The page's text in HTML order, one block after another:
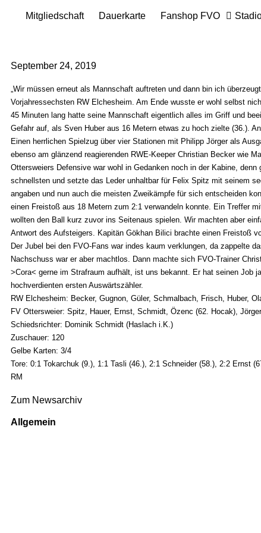
Mitgliedschaft Dauerkarte Fanshop FVO
September 24, 2019
„Wir müssen erneut als Mannschaft auftreten und dann bin ich
Vorjahressechsten RW Elchesheim. Am Ende wusste er wohl selbst
45 Minuten lang hatte seine Mannschaft eigentlich alles im Griff und
Gefahr auf, als Sven Huber aus 16 Metern etwas zu hoch zielte (36.).
Einen herrlichen Spielzug über vier Stationen mit Philipp Jörger als
ebenso am glänzend reagierenden RWE-Keeper Christian Becker wie
Ottersweiers Defensive war wohl in Gedanken noch in der Kabine,
schnellsten und setzte das Leder unhaltbar für Felix Spitz mit seinem
angaben und nun auch die meisten Zweikämpfe für sich entscheiden
einen Freistoß aus 18 Metern zum 2:1 verwandeln konnte. Ein Treffer
wollten den Ball kurz zuvor ins Seitenaus spielen. Wir machten aber
Antwort des Aufsteigers. Kapitän Gökhan Bilici brachte einen Freistoß
Der Jubel bei den FVO-Fans war indes kaum verklungen, da zappelte
Nachschuss war er aber machtlos. Dann machte sich FVO-Trainer
>Cora< gerne im Strafraum aufhält, ist uns bekannt. Er hat seinen Job
hochverdienten ersten Auswärtszähler.
RW Elchesheim: Becker, Gugnon, Güler, Schmalbach, Frisch, Huber,
FV Ottersweier: Spitz, Hauer, Ernst, Schmidt, Özenc (62. Hocak),
Schiedsrichter: Dominik Schmidt (Haslach i.K.)
Zuschauer: 120
Gelbe Karten: 3/4
Tore: 0:1 Tokarchuk (9.), 1:1 Tasli (46.), 2:1 Schneider (58.), 2:2 Ernst
RM
Zum Newsarchiv
Allgemein